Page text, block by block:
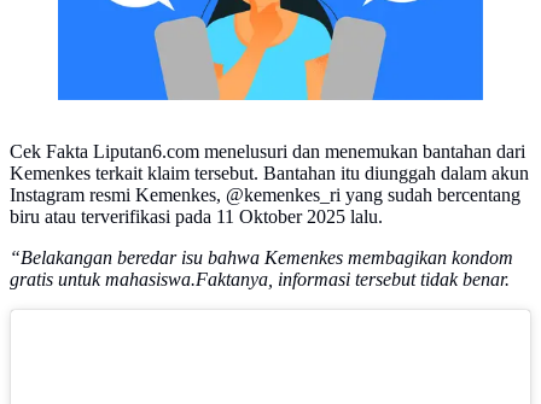
Cek Fakta Liputan6.com menelusuri dan menemukan bantahan dari
Kemenkes terkait klaim tersebut. Bantahan itu diunggah dalam akun
Instagram resmi Kemenkes, @kemenkes_ri yang sudah bercentang
biru atau terverifikasi pada 11 Oktober 2025 lalu.
“Belakangan beredar isu bahwa Kemenkes membagikan kondom
gratis untuk mahasiswa.Faktanya, informasi tersebut tidak benar.